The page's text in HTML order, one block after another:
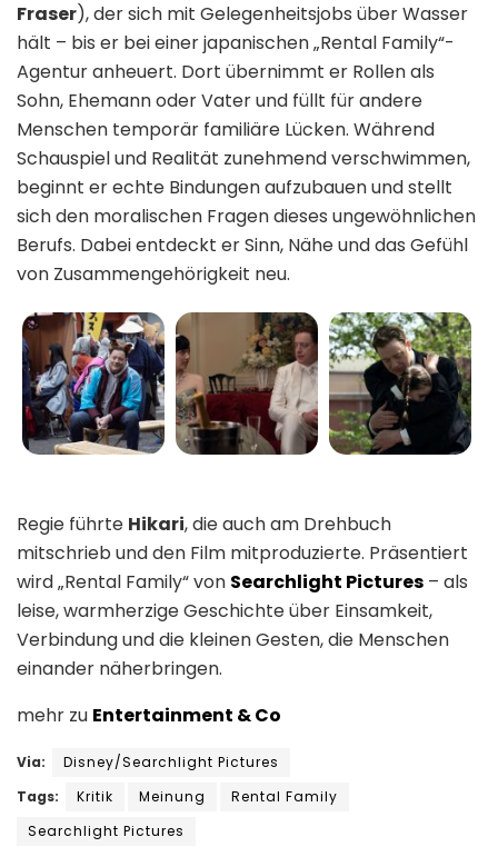
Fraser), der sich mit Gelegenheitsjobs über Wasser
hält – bis er bei einer japanischen „Rental Family“-
Agentur anheuert. Dort übernimmt er Rollen als
Sohn, Ehemann oder Vater und füllt für andere
Menschen temporär familiäre Lücken. Während
Schauspiel und Realität zunehmend verschwimmen,
beginnt er echte Bindungen aufzubauen und stellt
sich den moralischen Fragen dieses ungewöhnlichen
Berufs. Dabei entdeckt er Sinn, Nähe und das Gefühl
von Zusammengehörigkeit neu.
Regie führte Hikari, die auch am Drehbuch
mitschrieb und den Film mitproduzierte. Präsentiert
wird „Rental Family“ von Searchlight Pictures – als
leise, warmherzige Geschichte über Einsamkeit,
Verbindung und die kleinen Gesten, die Menschen
einander näherbringen.
mehr zu Entertainment & Co
Via:
Disney/Searchlight Pictures
Tags:
Kritik Meinung
Rental Family
Searchlight Pictures